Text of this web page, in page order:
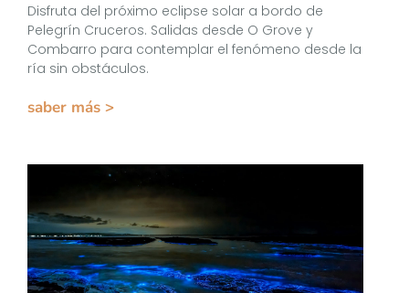
Disfruta del próximo eclipse solar a bordo de
Pelegrín Cruceros. Salidas desde O Grove y
Combarro para contemplar el fenómeno desde la
ría sin obstáculos.
saber más >